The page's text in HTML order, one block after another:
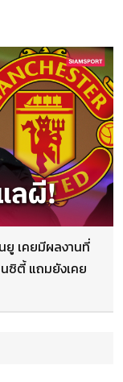
ยู เคยมีผลงานที่
ซิตี้ แถมยังเคย